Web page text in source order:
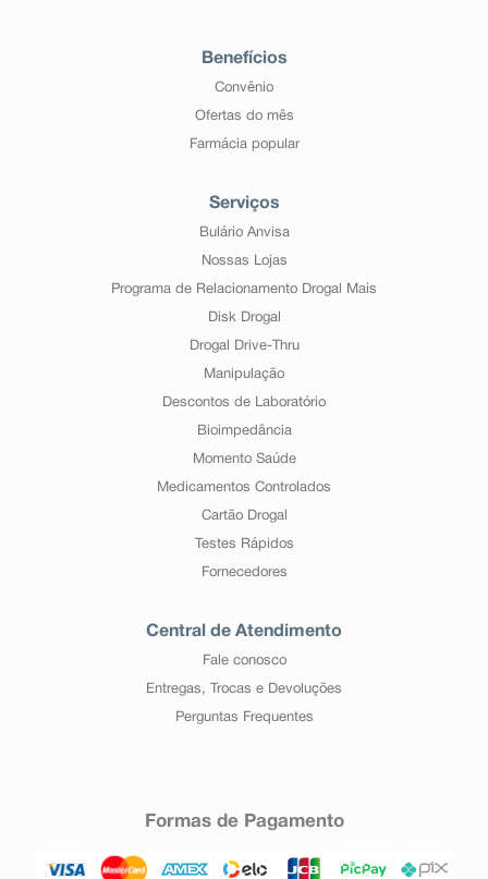
Benefícios
Convênio
Ofertas do mês
Farmácia popular
Serviços
Bulário Anvisa
Nossas Lojas
Programa de Relacionamento Drogal Mais
Disk Drogal
Drogal Drive-Thru
Manipulação
Descontos de Laboratório
Bioimpedância
Momento Saúde
Medicamentos Controlados
Cartão Drogal
Testes Rápidos
Fornecedores
Central de Atendimento
Fale conosco
Entregas, Trocas e Devoluções
Perguntas Frequentes
Formas de Pagamento